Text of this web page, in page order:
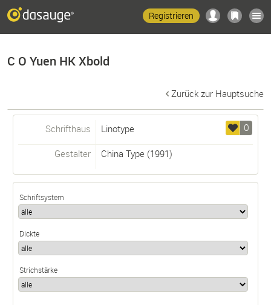
Registrieren
C O Yuen HK Xbold
Zurück zur Hauptsuche
0
Schrifthaus Linotype
Gestalter China Type(1991)
Schriftsystem
Dickte
Strichstärke